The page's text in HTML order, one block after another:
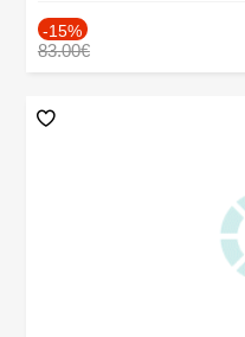
-15%
83.00€